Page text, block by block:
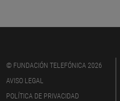
© FUNDACIÓN TELEFÓNICA 2026
AVISO LEGAL
POLÍTICA DE PRIVACIDAD